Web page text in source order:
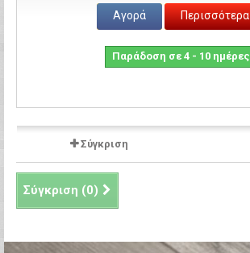
Αγορά Περισσότερα
Παράδοση σε 4 - 10 ημέρες
Σύγκριση
Σύγκριση (0)